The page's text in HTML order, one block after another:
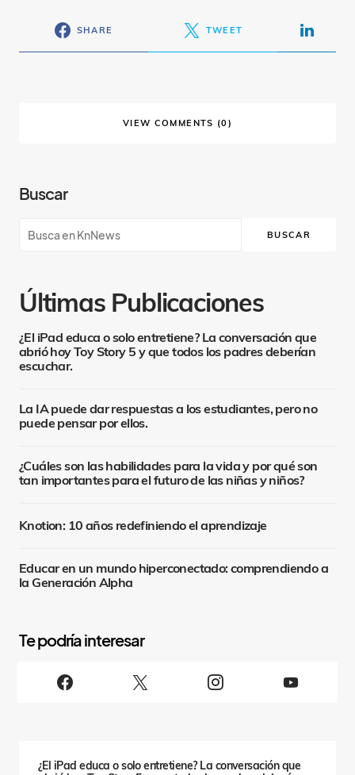
SHARE TWEET
VIEW COMMENTS (0)
Buscar
BUSCAR
Últimas Publicaciones
¿El iPad educa o solo entretiene? La conversación que
abrió hoy Toy Story 5 y que todos los padres deberían
escuchar.
La IA puede dar respuestas a los estudiantes, pero no
puede pensar por ellos.
¿Cuáles son las habilidades para la vida y por qué son
tan importantes para el futuro de las niñas y niños?
Knotion: 10 años redefiniendo el aprendizaje
Educar en un mundo hiperconectado: comprendiendo a
la Generación Alpha
S
¿El iPad educa o solo entretiene? La conversación que